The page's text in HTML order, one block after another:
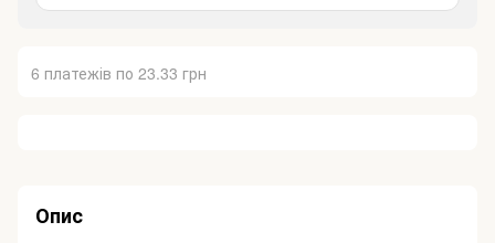
6 платежів по 23.33 грн
Опис